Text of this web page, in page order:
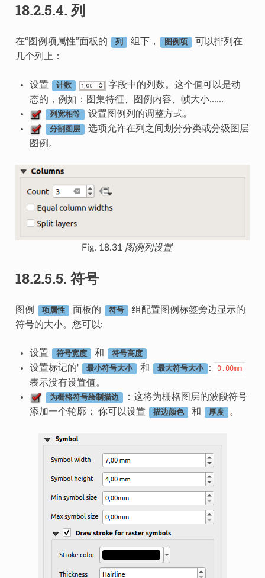
18.2.5.4. 列
在“图例项属性”面板的 列 组下， 图例项
可以排列在
几个列上：
设置 计数
字段中的列数。这个值可以是动
态的，例如：图集特征、图例内容、帧大小……
列宽相等 设置图例列的调整方式。
分割图层
选项允许在列之间划分分类或分级图层
图例。
Fig. 18.31 图例列设置
18.2.5.5. 符号
图例 项属性 面板的 符号
组配置图例标签旁边显示的
符号的大小。您可以:
设置 符号宽度 和 符号高度
设置标记的' 最小符号大小 和 最大符号大小 : 0.00mm
表示没有设置值。
为栅格符号绘制描边
：这将为栅格图层的波段符号
添加一个轮廓； 你可以设置
描边颜色 和 厚度 。